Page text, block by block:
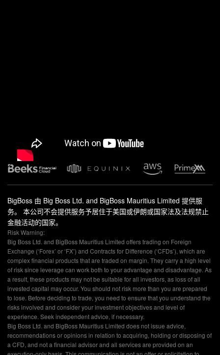
BigBoss 由 Big Boss Ltd. and BigBoss Mauritius Limited 提供服
务。 本公司不会提供服务予居住于美国或伊朗或国家法及法规禁止
金融活动的国家。
Risk Warning:
Big Boss Ltd. and BigBoss Mauritius Limited offers trading on Foreign
Exchange (‘Forex’ or ‘FX’) and Contracts for Difference (‘CFDs’), which are
complex financial products that are traded on margin. They carry a high level
of risk since leverage can work both to your advantage and disadvantage. As
a result, these products may not be suitable for all investors, as loss of all
invested capital may occur. You should not risk more than you are prepared
to lose. Before deciding to trade, you need to ensure that you understand the
risks involved and consider your investment objectives and level of
experience. Seek independent advice, if necessary.
Big Boss Ltd. and BigBoss Mauritius Limited does not issue advice,
recommendations or opinions in relation to acquiring, holding or disposing of
a CFD, and not a financial advisor and all services are provided on an